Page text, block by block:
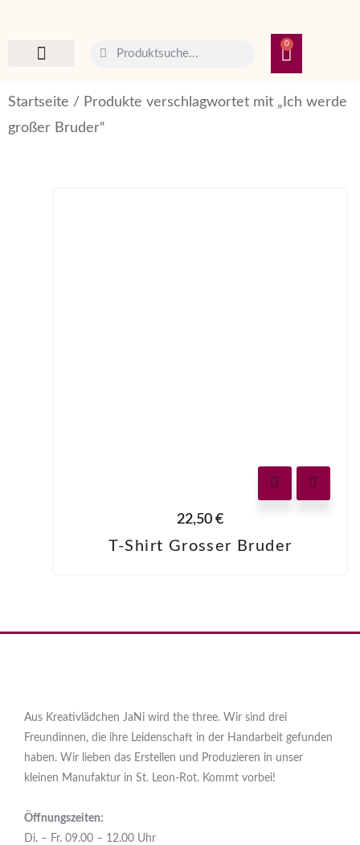
0
Startseite / Produkte verschlagwortet mit „Ich werde
großer Bruder“
22,50 €
T-Shirt Grosser Bruder
Aus Kreativlädchen JaNi wird the three. Wir sind drei
Freundinnen, die ihre Leidenschaft in der Handarbeit gefunden
haben. Wir lieben das Erstellen und Produzieren in unser
kleinen Manufaktur in St. Leon-Rot. Kommt vorbei!
Öffnungszeiten:
Di. – Fr. 09.00 – 12.00 Uhr